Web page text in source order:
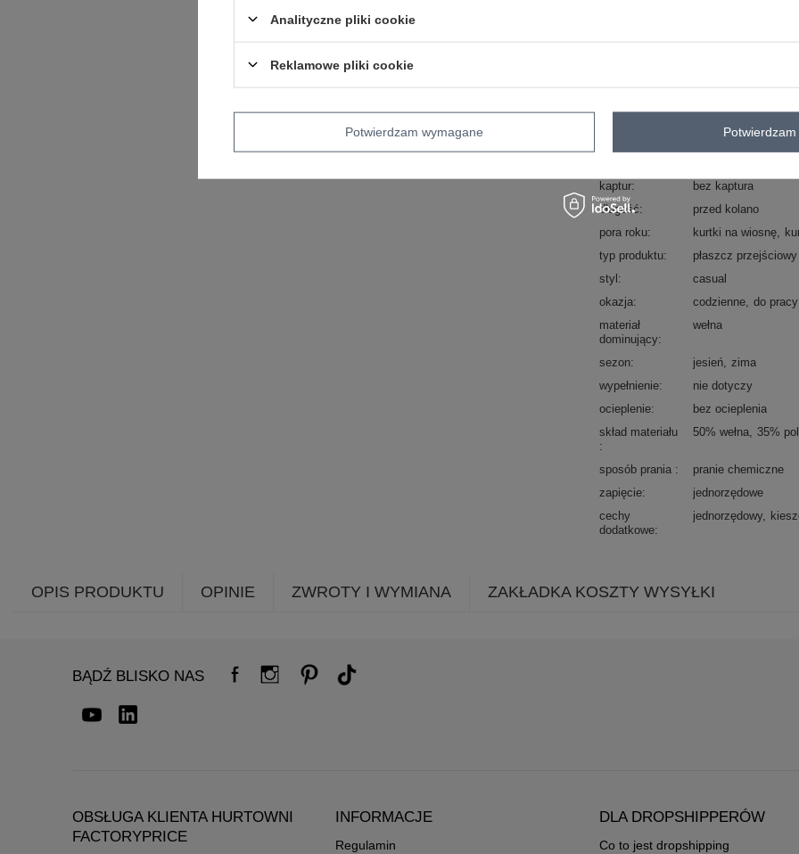
LAKERTA
kaptur
bez kaptura
długość
przed kolano
pora roku
kurtki na wiosnę
typ produktu
płaszcz przejściowy
styl
casual
okazja
codzienne do pracy
materiał
dominujący
wełna
sezon jesień
zima
wypełnienie
nie dotyczy
ocieplenie
bez ocieplenia
skład materiału
50% wełna 35%
sposób prania
pranie chemiczne
zapięcie
jednorzędowe
cechy
dodatkowe
jednorzędowy
OPIS PRODUKTU OPINIE ZWROTY I WYMIANA ZAKŁADKA KOSZTY WYSYŁKI
BĄDŹ BLISKO NAS
OBSŁUGA KLIENTA HURTOWNI
FACTORYPRICE
INFORMACJE
Regulamin
DLA DROPSHIPPERÓW
Co to jest dropshipping
Analityczne pliki cookie
Reklamowe pliki cookie
Potwierdzam wymagane